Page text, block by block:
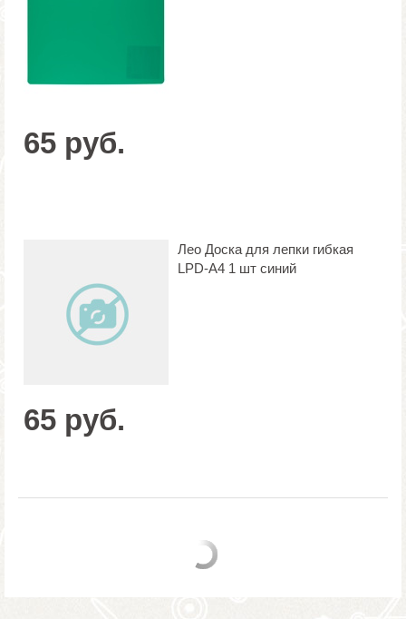
65 руб.
Лео Доска для лепки гибкая
LPD-A4 1 шт синий
65 руб.